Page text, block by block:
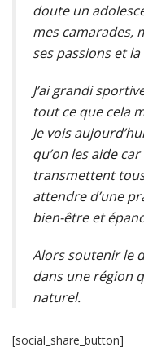
doute un
mes camarades,
ses passions et
J’ai grandi
tout ce que cela
Je vois
qu’on les aide
transmettent
attendre d’une
bien-être et
Alors soutenir le
dans une région
naturel.
[social_share_button]